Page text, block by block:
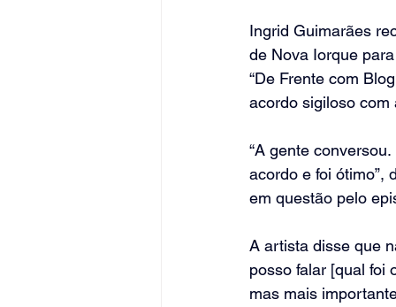
Ingrid Guimarães
de Nova Iorque
“De Frente com
acordo sigiloso
“A gente
acordo e foi ótimo”,
em questão pelo
A artista disse que
posso falar [qual foi
mas mais